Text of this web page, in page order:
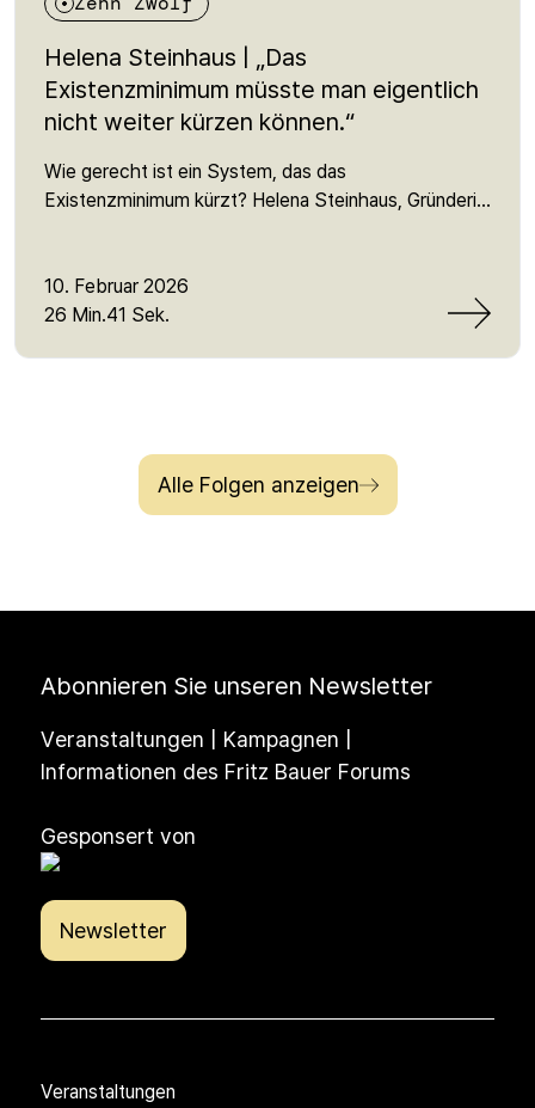
Helena Steinhaus | „Das
Existenzminimum müsste man eigentlich
nicht weiter kürzen können.“
Wie gerecht ist ein System, das das
Existenzminimum kürzt? Helena Steinhaus, Gründerin
welche Mythen über „Sozialbetrug“ sich hartnäckig
halten – und was hinter der aktuellen Reform der
vorbeischrammen. Ein Satz, der bleibt: „Es ist
letztendlich einfach Klassenkampf.“
10. Februar 2026
26 Min.41 Sek.
Alle Folgen anzeigen
Abonnieren Sie unseren Newsletter
Veranstaltungen | Kampagnen |
Informationen des Fritz Bauer Forums
Gesponsert von
Newsletter
Veranstaltungen